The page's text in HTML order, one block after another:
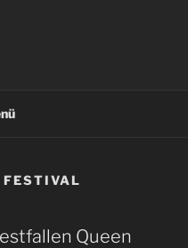
FESTIVAL
Queen